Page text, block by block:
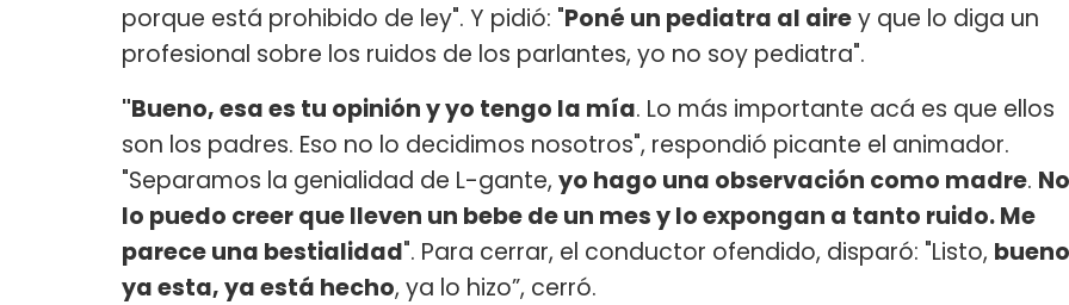
porque está prohibido de ley". Y pidió: "Poné un pediatra al airey que lo diga un
profesional sobre los ruidos de los parlantes, yo no soy pediatra".
"Bueno, esa es tu opinión y yo tengo la mía. Lo más importante acá es que ellos
son los padres. Eso no lo decidimos nosotros", respondió picante el animador.
"Separamos la genialidad de L-gante, yo hago una observación como madre. No
lo puedo creer que lleven un bebe de un mes y lo expongan a tanto ruido. Me
parece una bestialidad". Para cerrar, el conductor ofendido, disparó: "Listo, bueno
ya esta, ya está hecho, ya lo hizo”, cerró.